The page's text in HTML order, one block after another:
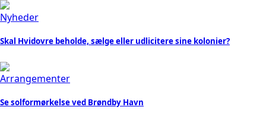
Nyheder
Skal Hvidovre beholde, sælge eller udlicitere sine kolonier?
Arrangementer
Se solformørkelse ved Brøndby Havn